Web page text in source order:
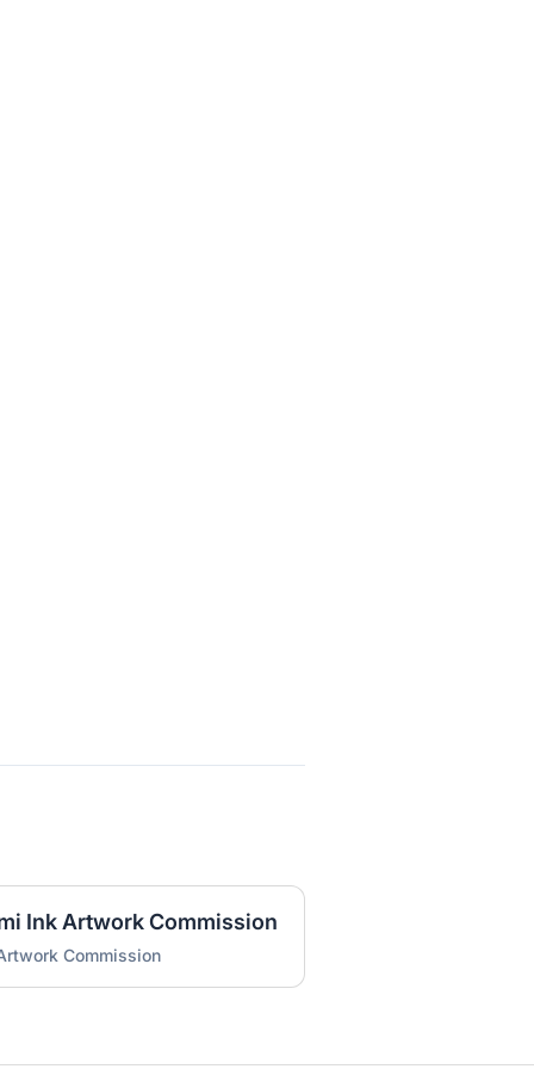
Ink Artwork Commission
Commission